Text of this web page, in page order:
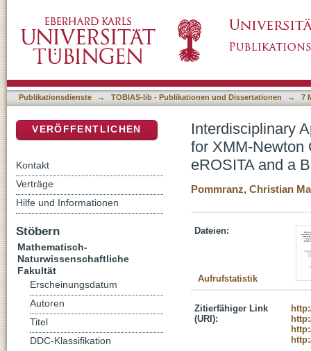
Calibration and Monte Carlo Simulations of
Publikationsdienste → TOBIAS-lib - Publikationen und Dissertationen → 7
Interdisciplinary
for XMM-Newton
eROSITA and a
Pommranz, Christian
Dateien:
Aufrufstatistik
Zitierfähiger Link
(URI):
VERÖFFENTLICHEN
Kontakt
Verträge
Hilfe und Informationen
Stöbern
Mathematisch-
Naturwissenschaftliche
Fakultät
Erscheinungsdatum
Autoren
Titel
DDC-Klassifikation